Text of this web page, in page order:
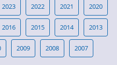
2023 2022 2021 2020
2016 2015 2014 2013
2009 2008 2007